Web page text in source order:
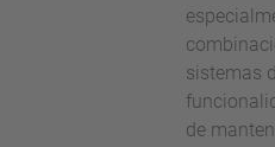
sistemas
de